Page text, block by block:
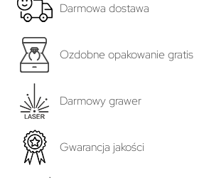
Darmowa dostawa
Ozdobne opakowanie gratis
Darmowy grawer
Gwarancja jakości